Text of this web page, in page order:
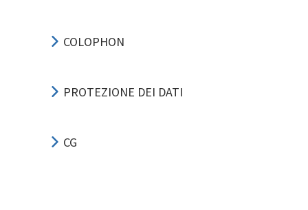
COLOPHON
PROTEZIONE DEI DATI
CG